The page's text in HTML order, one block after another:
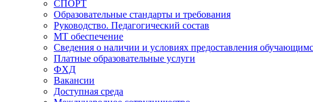
СПОРТ
Образовательные стандарты и требования
Руководство. Педагогический состав
МТ обеспечение
Сведения о наличии и условиях предоставления
Платные образовательные услуги
ФХД
Вакансии
Доступная среда